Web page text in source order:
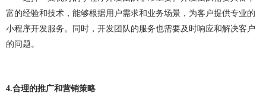
做小程序 企业小程序开发 企业小程序制作
微信小程序开发 小程序开发多少钱
小程序制作 小程序开发问题
富的经验和技术，能够根据用户需求和业务场景，为客户提供专业的
小程序开发服务。同时，开发团队的服务也需要及时响应和解决客户
的问题。
4.合理的推广和营销策略